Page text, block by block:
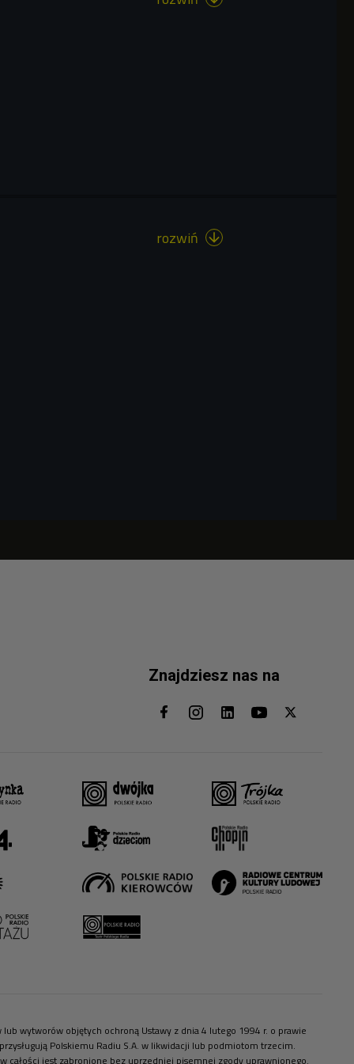
rozwiń 
Znajdziesz nas na
wytworów objętych ochroną Ustawy z dnia 4 lutego 1994 r. o prawie
Polskiemu Radiu S.A. w likwidacji lub podmiotom trzecim.
całości jest zabronione bez uprzedniej pisemnej zgody uprawnionego.